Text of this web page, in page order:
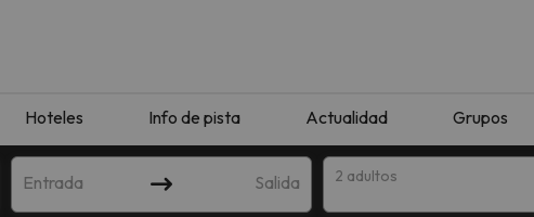
Hoteles Info de pista Actualidad Grupos
Entrada Salida 2 adultos